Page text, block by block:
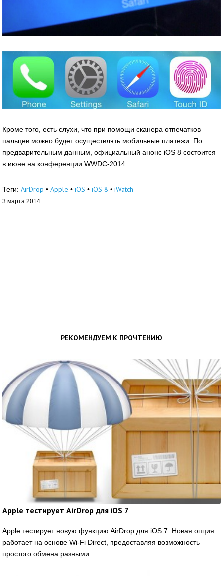
Кроме того, есть слухи, что при помощи сканера отпечатков
пальцев можно будет осуществлять мобильные платежи. По
предварительным данным, официальный анонс iOS 8 состоится
в июне на конференции WWDC-2014.
Теги: AirDrop • Apple • iOS • iOS 8 • iWatch
3 марта 2014
РЕКОМЕНДУЕМ К ПРОЧТЕНИЮ
Apple тестирует AirDrop для iOS 7
Apple тестирует новую функцию AirDrop для iOS 7. Новая опция
работает на основе Wi-Fi Direct, предоставляя возможность
простого обмена разными …